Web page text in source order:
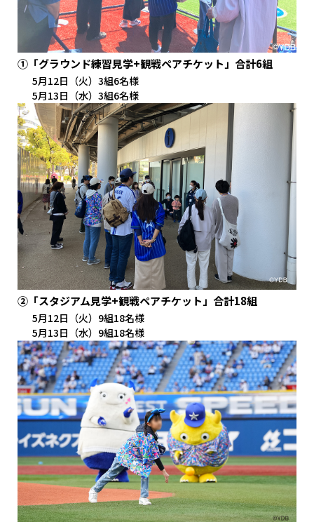
①「グラウンド練習見学+観戦ペアチケット」合計6組
5月12日（火）3組6名様
5月13日（水）3組6名様
②「スタジアム見学+観戦ペアチケット」合計18組
5月12日（火）9組18名様
5月13日（水）9組18名様